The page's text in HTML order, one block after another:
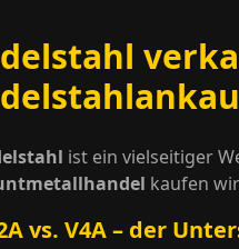
ist ein vielseitiger
kaufen
vs. V4A – der